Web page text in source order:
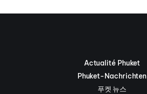
Actualité Phuket
Phuket-Nachrichten
푸켓 뉴스